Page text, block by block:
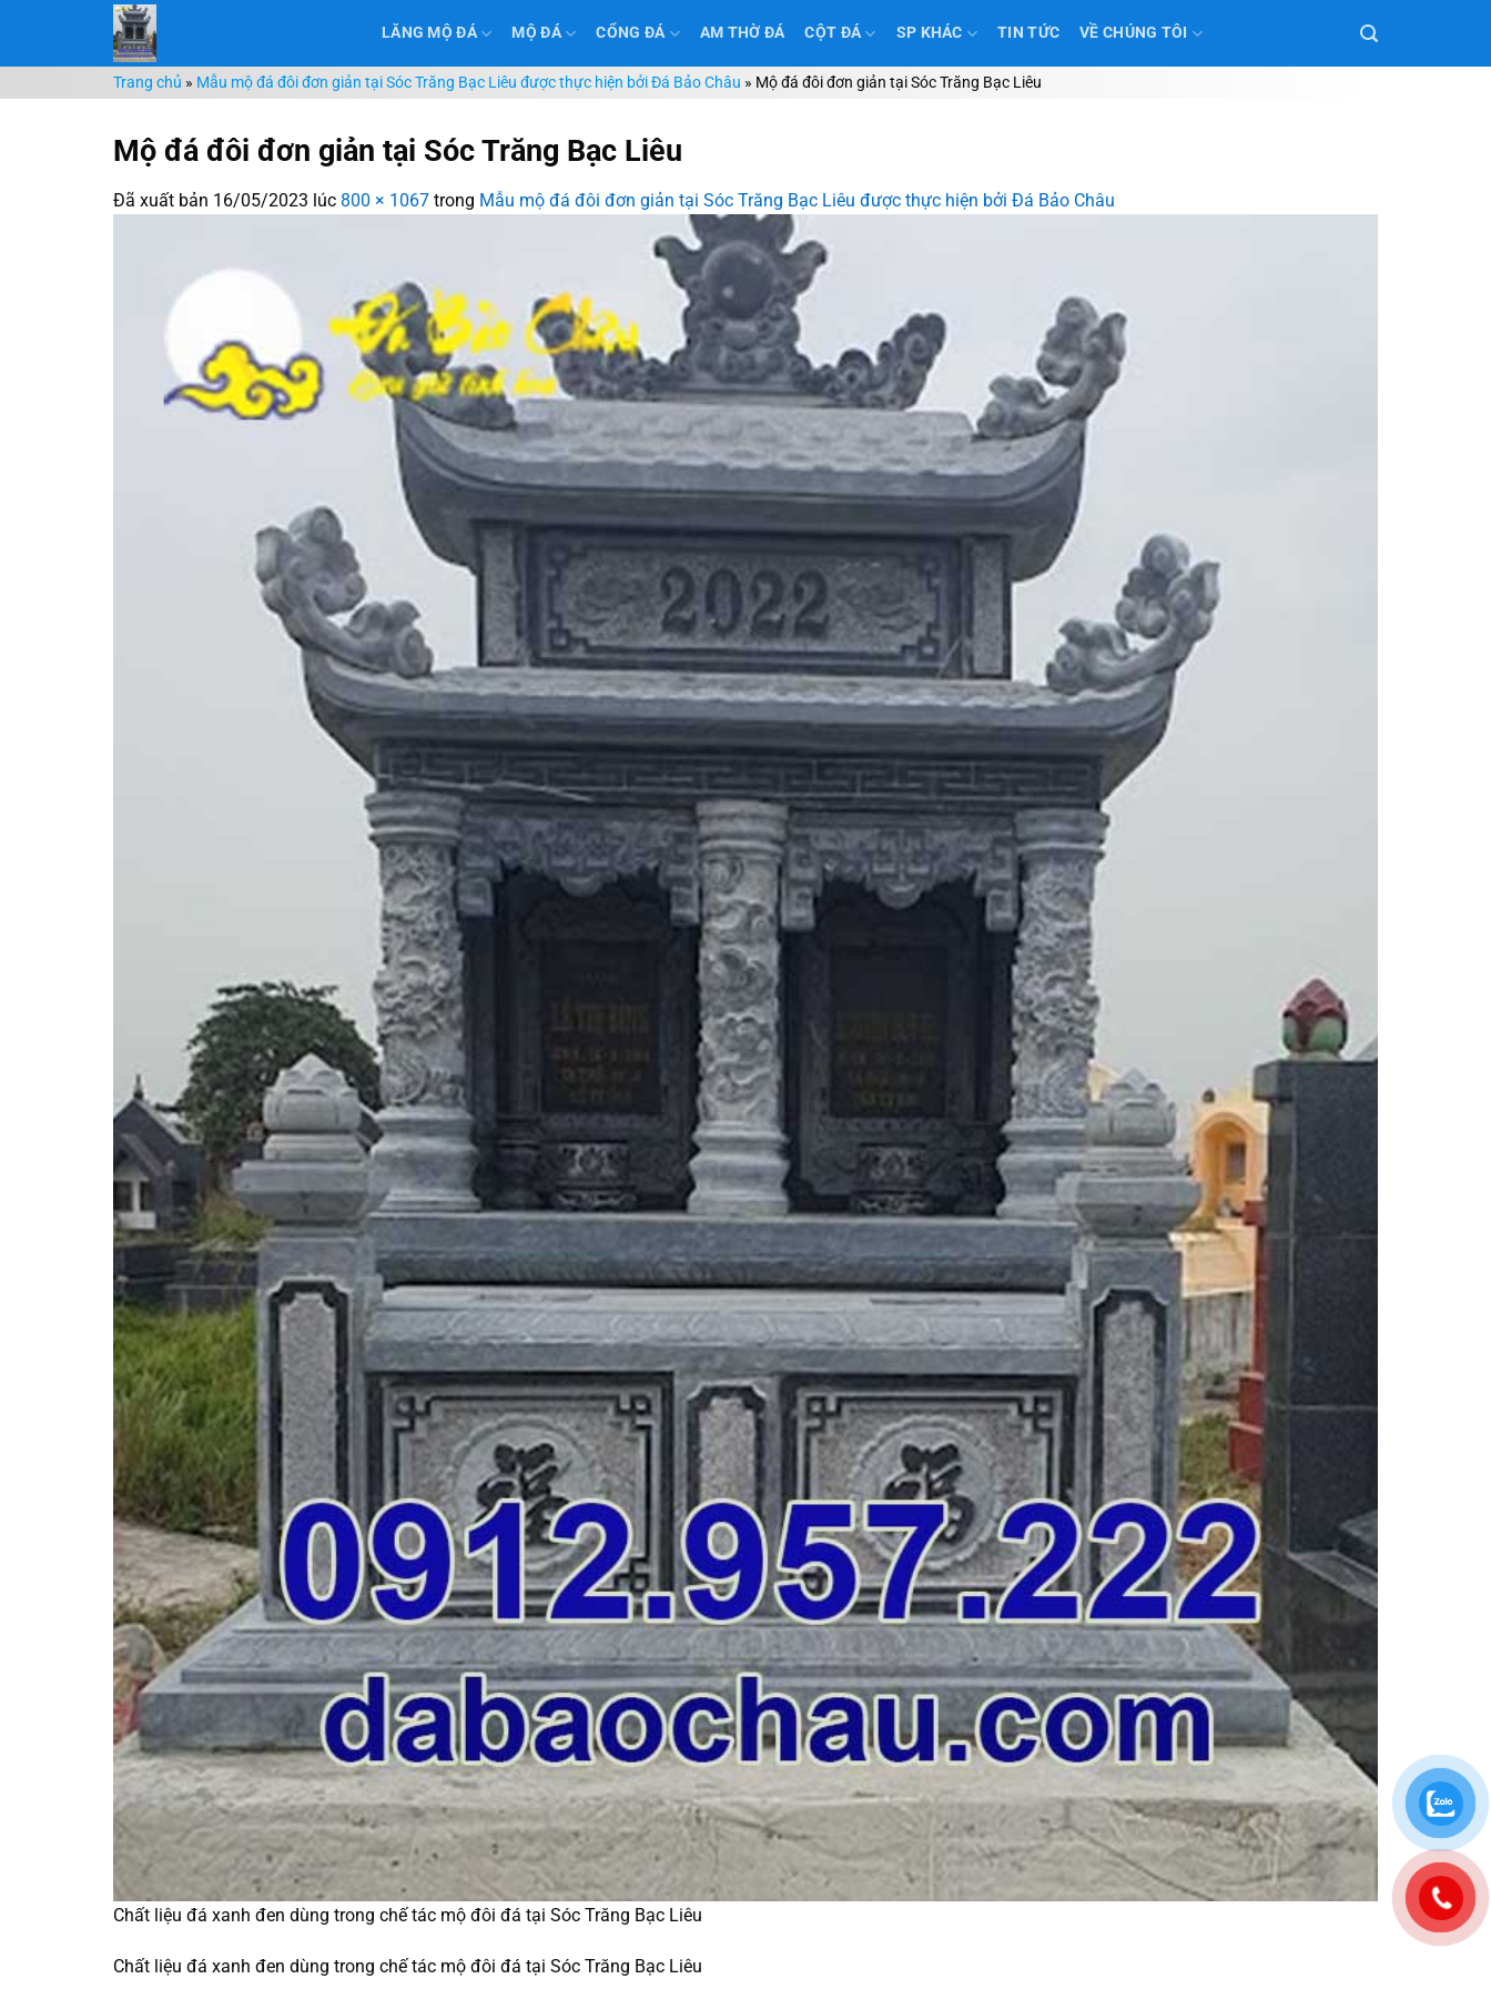
nội
dung
LĂNG MỘ ĐÁ MỘ ĐÁ CỔNG ĐÁ AM THỜ ĐÁ CỘT ĐÁ SP KHÁC TIN TỨC VỀ CHÚNG TÔI
Trang chủ » Mẫu mộ đá đôi đơn giản tại Sóc Trăng Bạc Liêu được thực hiện bởi Đá Bảo Châu » Mộ đá đôi đơn giản tại Sóc Trăng Bạc Liêu
Mộ đá đôi đơn giản tại Sóc Trăng Bạc Liêu
Đã xuất bản 16/05/2023 lúc 800 × 1067 trong Mẫu mộ đá đôi đơn giản tại Sóc Trăng Bạc Liêu được thực hiện bởi Đá Bảo Châu
Chất liệu đá xanh đen dùng trong chế tác mộ đôi đá tại Sóc Trăng Bạc Liêu
Chất liệu đá xanh đen dùng trong chế tác mộ đôi đá tại Sóc Trăng Bạc Liêu